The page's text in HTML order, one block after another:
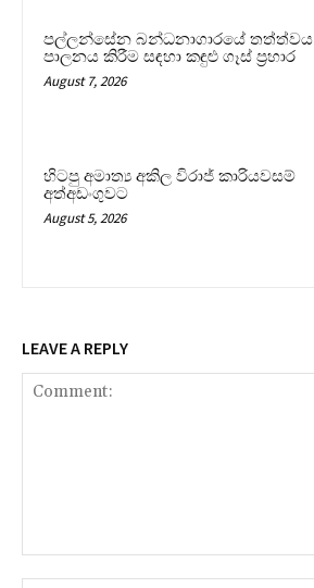
පල්ලන්සේන බන්ධනාගාරයේ තත්ත්වය
පාලනය කිරීම සඳහා කඳුළු ගෑස් ප්‍රහාර
August 7, 2026
හිටපු අමාත්‍ය අකිල විරාජ් කාරියවසම්
අත්අඩංගුවට
August 5, 2026
LEAVE A REPLY